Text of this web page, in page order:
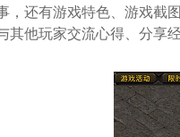
，还有游戏特色、游戏截
其他玩家交流心得、分享